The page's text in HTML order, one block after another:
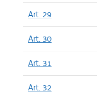
Art. 29
Art. 30
Art. 31
Art. 32